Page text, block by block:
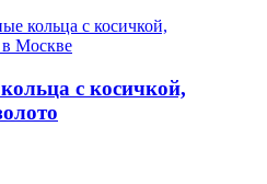
с косичкой,